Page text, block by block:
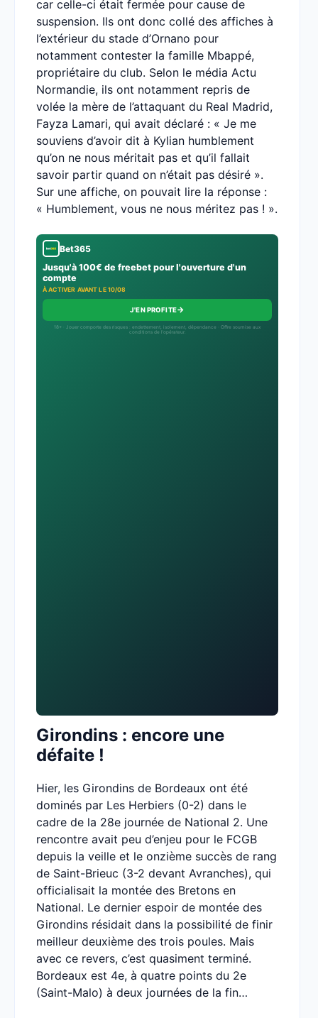
car celle-ci était fermée pour cause de
suspension. Ils ont donc collé des affiches à
l’extérieur du stade d’Ornano pour
notamment contester la famille Mbappé,
propriétaire du club. Selon le média Actu
Normandie, ils ont notamment repris de
volée la mère de l’attaquant du Real Madrid,
Fayza Lamari, qui avait déclaré : « Je me
souviens d’avoir dit à Kylian humblement
qu’on ne nous méritait pas et qu’il fallait
savoir partir quand on n’était pas désiré ».
Sur une affiche, on pouvait lire la réponse :
« Humblement, vous ne nous méritez pas ! ».
Bet365
Jusqu'à 100€ de freebet pour l'ouverture d'un
compte
À ACTIVER AVANT LE 10/08
J'EN PROFITE→
18+ · Jouer comporte des risques : endettement, isolement, dépendance · Offre soumise aux
conditions de l’opérateur.
Girondins : encore une
défaite !
Hier, les Girondins de Bordeaux ont été
dominés par Les Herbiers (0-2) dans le
cadre de la 28e journée de National 2. Une
rencontre avait peu d’enjeu pour le FCGB
depuis la veille et le onzième succès de rang
de Saint-Brieuc (3-2 devant Avranches), qui
officialisait la montée des Bretons en
National. Le dernier espoir de montée des
Girondins résidait dans la possibilité de finir
meilleur deuxième des trois poules. Mais
avec ce revers, c’est quasiment terminé.
Bordeaux est 4e, à quatre points du 2e
(Saint-Malo) à deux journées de la fin…